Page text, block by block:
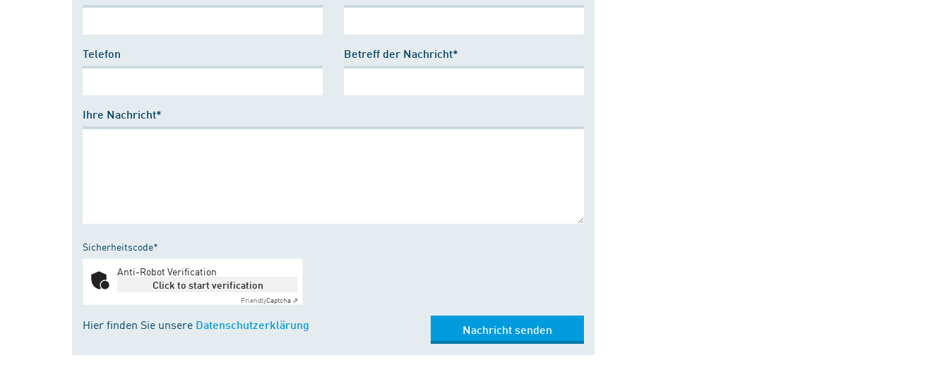
Telefon Betreff der Nachricht*
Ihre Nachricht*
Sicherheitscode*
Anti-Robot Verification
Click to start verification
FriendlyCaptcha ⇗
Hier finden Sie unsere Datenschutzerklärung Nachricht senden